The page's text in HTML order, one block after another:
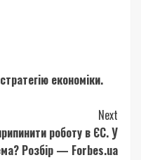
економіки.
Next
роботу в ЄС. У
Розбір — Forbes.ua